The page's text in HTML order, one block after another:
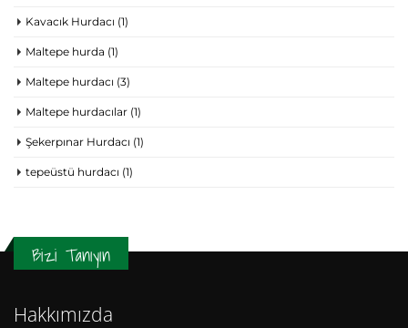
Kavacık Hurdacı (1)
Maltepe hurda (1)
Maltepe hurdacı (3)
Maltepe hurdacılar (1)
Şekerpınar Hurdacı (1)
tepeüstü hurdacı (1)
Bizi Tanıyın
Hakkımızda